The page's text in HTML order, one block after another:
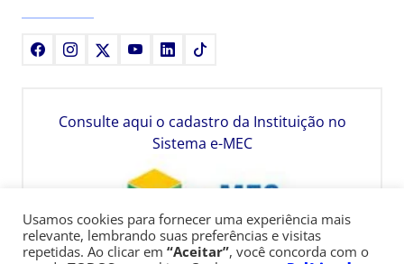
FacebookInstagram YoutubeLinkedIn
Consulte aqui o cadastro da Instituição no
Sistema e-MEC
Usamos cookies para fornecer uma experiência mais
relevante, lembrando suas preferências e visitas
repetidas. Ao clicar em “Aceitar”, você concorda com o